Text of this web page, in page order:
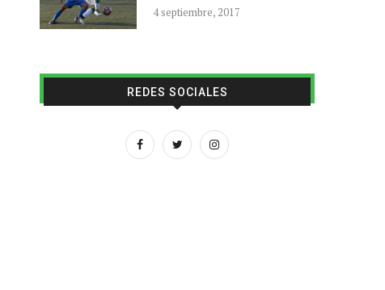
4 septiembre, 2017
REDES SOCIALES